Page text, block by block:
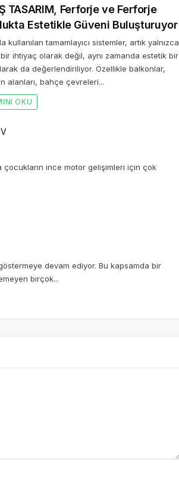
TASARIM, Ferforje ve Ferforje
Estetikle Güveni Buluşturuyor
kullanılan tamamlayıcı sistemler, artık yalnızca
ihtiyaç olarak değil, aynı zamanda estetik bir
da değerlendiriliyor. Özellikle balkonlar,
alanları, bahçe çevreleri...
OKU
çocukların ince motor gelişimleri için çok
devam ediyor. Bu kapsamda bir
birçok...